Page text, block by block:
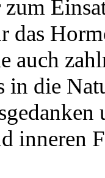
das
auch
in die
inneren